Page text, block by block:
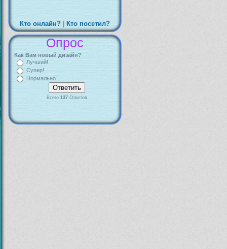
Кто онлайн? Кто посетил?
Опрос
Как Вам новый дизайн?
Лучший!
Супер!
Нормально
Всего 137Ответов